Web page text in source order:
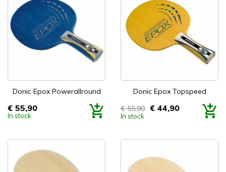
Donic Epox Powerallround
Prijs
€ 55,90
In stock
Donic Epox Topspeed
Prijs
€ 55,90 € 44,90
In stock